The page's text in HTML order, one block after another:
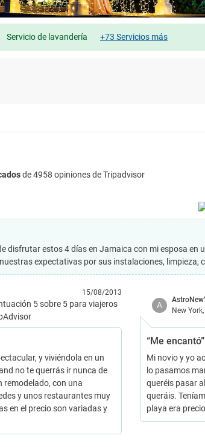
Servicio de lavandería +73 Servicios más
de 4958 opiniones de Tripadvisor
disfrutar estos 4 días en Jamaica con mi esposa en
expectativas por sus instalaciones, limpieza,
15/08/2013
y viviéndola en un
no te querrás ir nunca de
remodelado, con una
y unos restaurantes muy
en el precio son variadas y
A
New
“Me encantó”
Mi novio y yo
lo pasamos
queréis pasar
queráis.
playa era